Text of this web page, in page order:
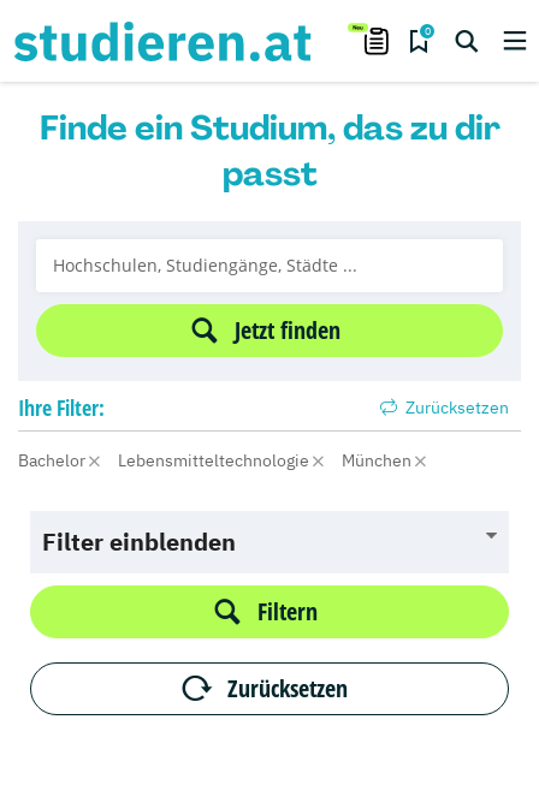
0
Finde ein Studium, das zu dir
passt
Jetzt finden
Ihre Filter: Zurücksetzen
Bachelor Lebensmitteltechnologie München
Filter einblenden
Filtern
Zurücksetzen